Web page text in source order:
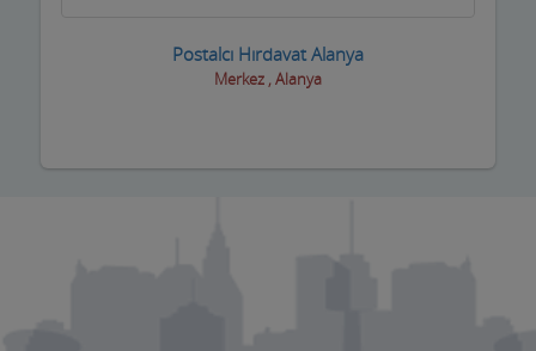
Postalcı Hırdavat Alanya
Merkez , Alanya